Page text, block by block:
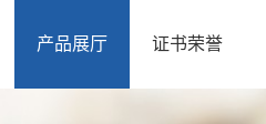
产品展厅 证书荣誉